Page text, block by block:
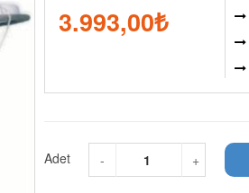
3.993,00₺
Adet +
-